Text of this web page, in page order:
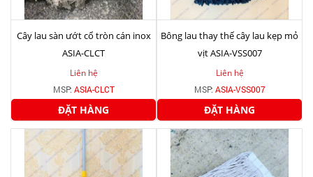
Cây lau sàn ướt cổ tròn cán inox
ASIA-CLCT
Liên hệ
MSP: ASIA-CLCT
ĐẶT HÀNG
Bông lau thay thế cây lau kẹp mỏ
vịt ASIA-VSS007
Liên hệ
MSP: ASIA-VSS007
ĐẶT HÀNG